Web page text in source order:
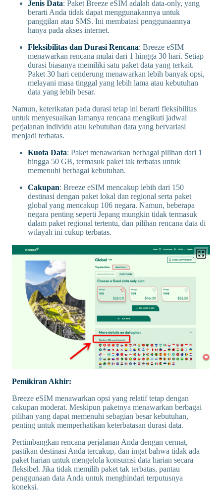
Jenis Data: Paket Breeze eSIM adalah data-only, yang
berarti Anda tidak dapat menggunakannya untuk
panggilan atau SMS. Ini membatasi penggunaannya
hanya pada akses internet.
Fleksibilitas dan Durasi Rencana: Breeze eSIM
menawarkan rencana mulai dari 1 hingga 30 hari. Setiap
durasi biasanya memiliki satu paket data yang terkait.
Paket 30 hari cenderung menawarkan lebih banyak opsi,
melayani masa tinggal yang lebih lama atau kebutuhan
data yang lebih besar.
Namun, keterikatan pada durasi tetap ini berarti fleksibilitas
untuk menyesuaikan lamanya rencana mengikuti jadwal
perjalanan individu atau kebutuhan data yang bervariasi
menjadi terbatas.
Kuota Data: Paket menawarkan berbagai pilihan dari 1
hingga 50 GB, termasuk paket tak terbatas untuk
memenuhi berbagai kebutuhan.
Cakupan: Breeze eSIM mencakup lebih dari 150
destinasi dengan paket lokal dan regional serta paket
global yang mencakup 106 negara. Namun, beberapa
negara penting seperti Jepang mungkin tidak termasuk
dalam paket regional tertentu, dan pilihan rencana data di
wilayah ini cukup terbatas.
Pemikiran Akhir:
Breeze eSIM menawarkan opsi yang relatif tetap dengan
cakupan moderat. Meskipun paketnya menawarkan berbagai
pilihan yang dapat memenuhi sebagian besar kebutuhan,
penting untuk memperhatikan keterbatasan durasi data.
Pertimbangkan rencana perjalanan Anda dengan cermat,
pastikan destinasi Anda tercakup, dan ingat bahwa tidak ada
paket harian untuk mengelola konsumsi data harian secara
fleksibel. Jika tidak memilih paket tak terbatas, pantau
penggunaan data Anda untuk menghindari terputusnya
koneksi.